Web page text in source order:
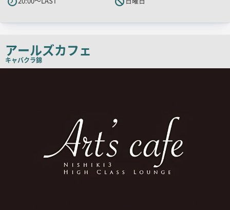
キ
コ
ピ
アールズカフェ
キャバクラ錦